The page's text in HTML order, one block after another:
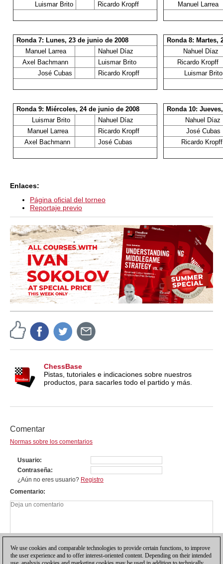
Luismar Brito
Ricardo Kropff
Manuel Larrea
Ronda 7: Lunes, 23 de junio de 2008
Manuel Larrea
Nahuel Díaz
Axel Bachmann
Luismar Brito
José Cubas
Ricardo Kropff
Ronda 8: Martes,
Nahuel Díaz
Ricardo Kropff
Luismar Brito
Ronda 9: Miércoles, 24 de junio de 2008
Luismar Brito
Nahuel Díaz
Manuel Larrea
Ricardo Kropff
Axel Bachmann
José Cubas
Ronda 10:
Nahuel Díaz
José Cubas
Ricardo Kropff
Enlaces:
Página oficial del torneo
Reportaje previo
ChessBase
Pistas, tutoriales e indicaciones sobre nuestros
productos, para sacarles todo el partido y más.
Comentar
Normas sobre los comentarios
Usuario
Contraseña
¿Aún no eres usuario? Registro
Comentario
We use cookies and comparable technologies to provide certain functions, to improve
the user experience and to offer interest-oriented content. Depending on their intended